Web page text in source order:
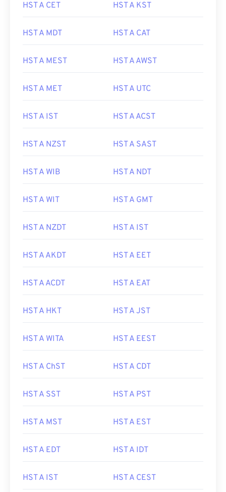
HST A CET HST A KST
HST A MDT HST A CAT
HST A MEST HST A AWST
HST A MET HST A UTC
HST A IST HST A ACST
HST A NZST HST A SAST
HST A WIB HST A NDT
HST A WIT HST A GMT
HST A NZDT HST A IST
HST A AKDT HST A EET
HST A ACDT HST A EAT
HST A HKT HST A JST
HST A WITA HST A EEST
HST A ChST HST A CDT
HST A SST HST A PST
HST A MST HST A EST
HST A EDT HST A IDT
HST A IST HST A CEST